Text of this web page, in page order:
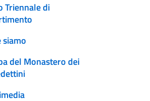
Triennale di
siamo
del Monastero dei